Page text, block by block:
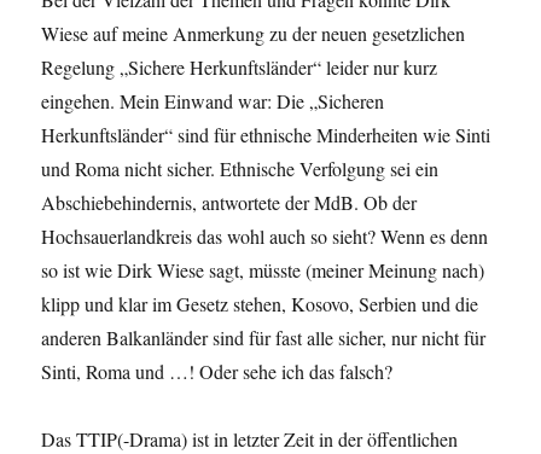
Wiese auf meine Anmerkung zu der neuen gesetzlichen
Regelung „Sichere Herkunftsländer“ leider nur kurz
eingehen. Mein Einwand war: Die „Sicheren
Herkunftsländer“ sind für ethnische Minderheiten wie Sinti
und Roma nicht sicher. Ethnische Verfolgung sei ein
Abschiebehindernis, antwortete der MdB. Ob der
Hochsauerlandkreis das wohl auch so sieht? Wenn es denn
so ist wie Dirk Wiese sagt, müsste (meiner Meinung nach)
klipp und klar im Gesetz stehen, Kosovo, Serbien und die
anderen Balkanländer sind für fast alle sicher, nur nicht für
Sinti, Roma und …! Oder sehe ich das falsch?
Das TTIP(-Drama) ist in letzter Zeit in der öffentlichen